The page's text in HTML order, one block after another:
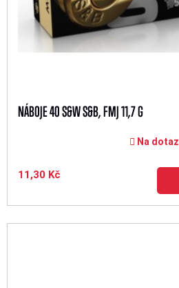
NÁBOJE 40 S&W S&B, FMJ 11,7 G
Na dotaz
11,30 Kč